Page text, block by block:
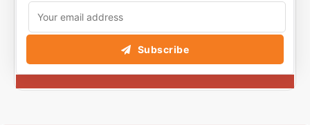
Subscribe